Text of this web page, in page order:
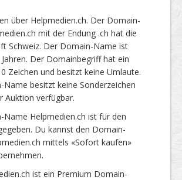
über Helpmedien.ch. Der Domain-
mit der Endung .ch hat die
Schweiz. Der Domain-Name ist
Der Domainbegriff hat ein
Zeichen und besitzt keine Umlaute.
Name besitzt keine Sonderzeichen
Auktion verfügbar.
Name Helpmedien.ch ist für den
Du kannst den Domain-
mittels «Sofort kaufen»
ist ein Premium Domain-